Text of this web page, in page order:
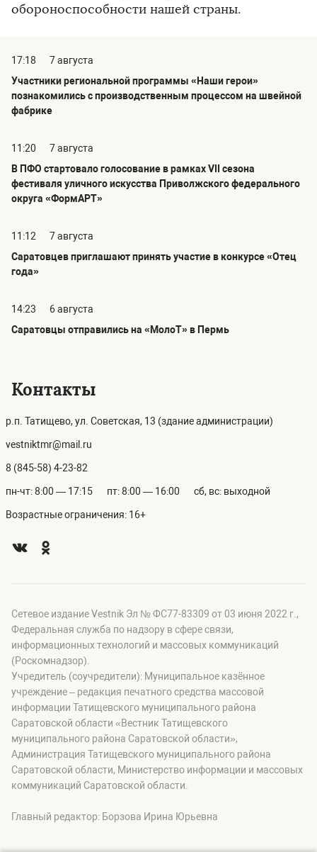
обороноспособности нашей страны.
17:18
7 августа
Участники региональной программы «Наши герои»
познакомились с производственным процессом на швейной
фабрике
11:20
7 августа
В ПФО стартовало голосование в рамках VII сезона
фестиваля уличного искусства Приволжского федерального
округа «ФормАРТ»
11:12
7 августа
Саратовцев приглашают принять участие в конкурсе «Отец
года»
14:23
6 августа
Саратовцы отправились на «МолоТ» в Пермь
Контакты
р.п. Татищево, ул. Советская, 13 (здание администрации)
vestniktmr@mail.ru
8 (845-58) 4-23-82
пн-чт: 8:00 — 17:15 пт: 8:00 — 16:00 сб, вс: выходной
Возрастные ограничения: 16+
Сетевое издание Vestnik Эл № ФС77-83309 от 03 июня 2022 г.,
Федеральная служба по надзору в сфере связи,
информационных технологий и массовых коммуникаций
(Роскомнадзор).
Учредитель (соучредители): Муниципальное казённое
учреждение – редакция печатного средства массовой
информации Татищевского муниципального района
Саратовской области «Вестник Татищевского
муниципального района Саратовской области»,
Администрация Татищевского муниципального района
Саратовской области, Министерство информации и массовых
коммуникаций Саратовской области.
Главный редактор: Борзова Ирина Юрьевна